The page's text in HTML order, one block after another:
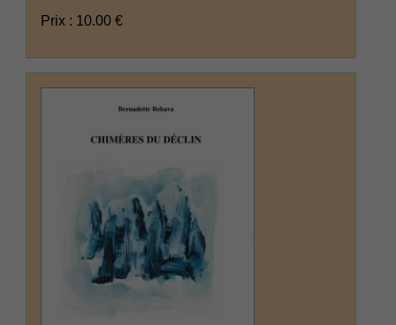
Prix : 10.00 €